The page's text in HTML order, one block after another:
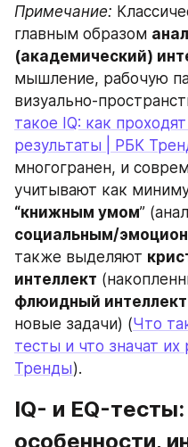
Примечание:
главным образом
(академический)
мышление, рабочую
визуально-
такое IQ: как
результаты | РБК
многогранен, и
“книжным умом
социальным/
также выделяют
интеллект
флюидный интеллект
новые задачи) (Что
тесты и что значат
Тренды).
IQ- и EQ-
особенности,